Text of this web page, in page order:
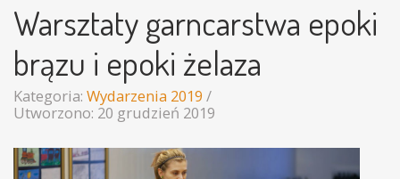
Warsztaty garncarstwa epoki
brązu i epoki żelaza
Kategoria: Wydarzenia 2019
Utworzono: 20 grudzień 2019